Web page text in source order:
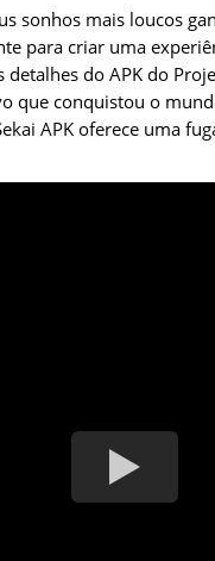
sonhos mais loucos
para criar uma
do APK do
conquistou o
APK oferece uma